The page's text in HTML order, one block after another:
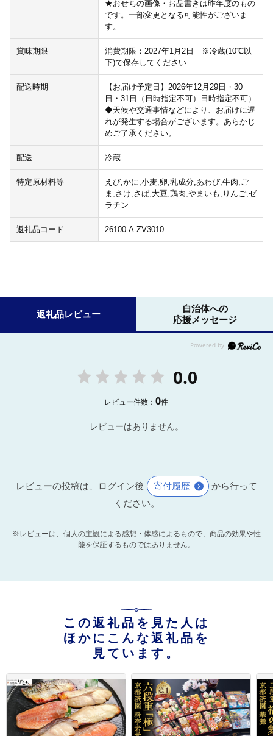
★おせちの画像・お品書きは昨年度のもの
です。一部変更となる可能性がございま
す。
賞味期限
消費期限：2027年1月2日 ※冷蔵(10℃以
下)で保存してください
配送時期
【お届け予定日】2026年12月29日・30
日・31日（日時指定不可）日時指定不可）
◆天候や交通事情などにより、お届けに遅
れが発生する場合がございます。あらかじ
めご了承ください。
配送 冷蔵
特定原材料等
えび,かに,小麦,卵,乳成分,あわび,牛肉,ご
ま,さけ,さば,大豆,鶏肉,やまいも,りんご,ゼ
ラチン
返礼品コード 26100-A-ZV3010
返礼品レビュー
自治体への
応援メッセージ
0.0
レビュー件数：0件
レビューはありません。
レビューの投稿は、ログイン後 寄付履歴
から行って
ください。
※レビューは、個人の主観による感想・体感によるもので、商品の効果や性
能を保証するものではありません。
この返礼品を見た人は
ほかにこんな返礼品を
見ています。